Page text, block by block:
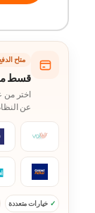
متاح
قسط
اختر من
عن
خيارات متعددة